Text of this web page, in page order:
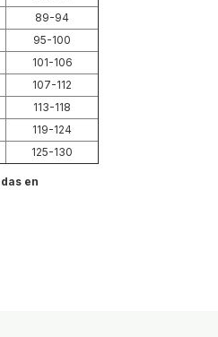
89-94
95-100
101-106
107-112
113-118
119-124
125-130
en